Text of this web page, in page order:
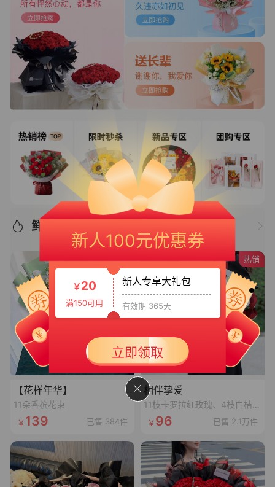
鲜花推荐/优选好物
【花样年华】
11朵香槟花束
139 已售 384件
热销
相伴挚爱
11枝卡罗拉红玫瑰、4枝白桔梗、4枝红豆、尤加利叶
96 已售 2.1万件
新人100元优惠券
￥20
满150可用
新人专享大礼包
有效期 365天
30
满199可用
新人大礼包
有效期 365天
￥50
满399可用
新人专享大礼包3
有效期 365天
立即领取